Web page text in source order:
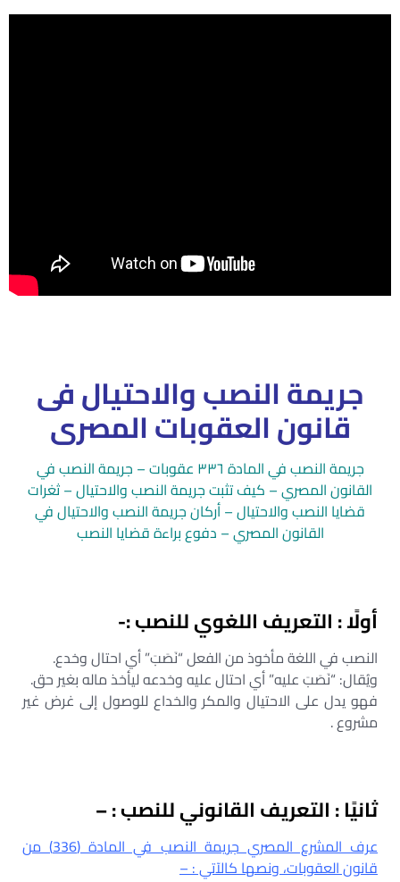
جريمة النصب والاحتيال فى
قانون العقوبات المصرى
جريمة النصب في المادة ٣٣٦ عقوبات – جريمة النصب في
القانون المصري – كيف تثبت جريمة النصب والاحتيال – ثغرات
قضايا النصب والاحتيال – أركان جريمة النصب والاحتيال في
القانون المصري – دفوع براءة قضايا النصب
أولًا : التعريف اللغوي للنصب :-
النصب في اللغة مأخوذ من الفعل “نَصَبَ” أي احتال وخدع.
ويُقال: “نَصَبَ عليه” أي احتال عليه وخدعه ليأخذ ماله بغير حق.
فهو يدل على الاحتيال والمكر والخداع للوصول إلى غرض غير
مشروع .
ثانيًا : التعريف القانوني للنصب : –
عرف المشرع المصري جريمة النصب في المادة (336) من
قانون العقوبات، ونصها كالآتي : –